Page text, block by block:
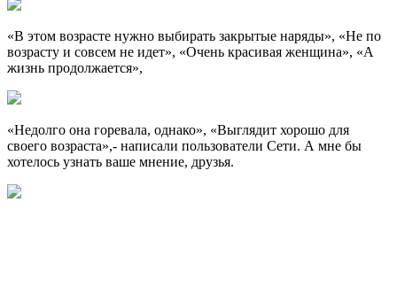
«В этом возрасте нужно выбирать закрытые наряды», «Не по
возрасту и совсем не идет», «Очень красивая женщина», «А
жизнь продолжается»,
«Недолго она горевала, однако», «Выглядит хорошо для
своего возраста»,- написали пользователи Сети. А мне бы
хотелось узнать ваше мнение, друзья.